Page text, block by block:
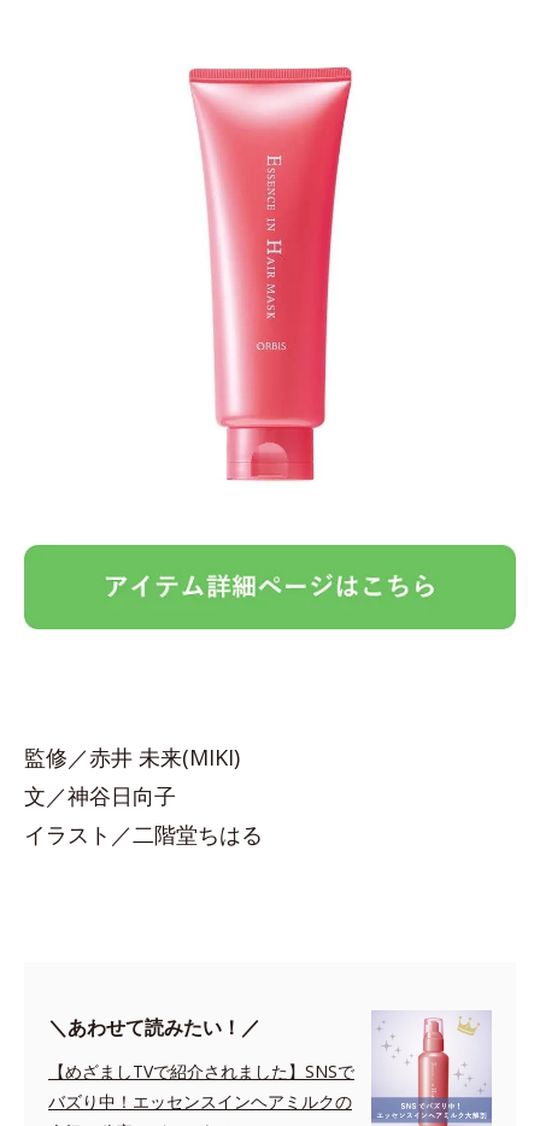
監修／赤井 未来(MIKI)
文／神谷日向子
イラスト／二階堂ちはる
＼あわせて読みたい！／
【めざましTVで紹介されました】SNSで
バズり中！エッセンスインヘアミルクの